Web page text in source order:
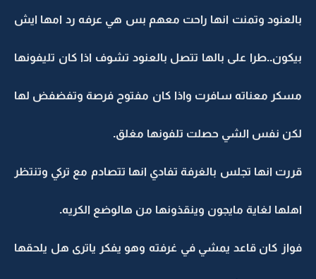
بالعنود وتمنت انها راحت معهم بس هي عرفه رد امها ايش
بيكون..طرا على بالها تتصل بالعنود تشوف اذا كان تليفونها
مسكر معناته سافرت واذا كان مفتوح فرصة وتفضفض لها
لكن نفس الشي حصلت تلفونها مغلق.
قررت انها تجلس بالغرفة تفادي انها تتصادم مع تركي وتنتظر
اهلها لغاية مايجون وينقذونها من هالوضع الكريه.
فواز كان قاعد يمشي في غرفته وهو يفكر ياترى هل يلحقها